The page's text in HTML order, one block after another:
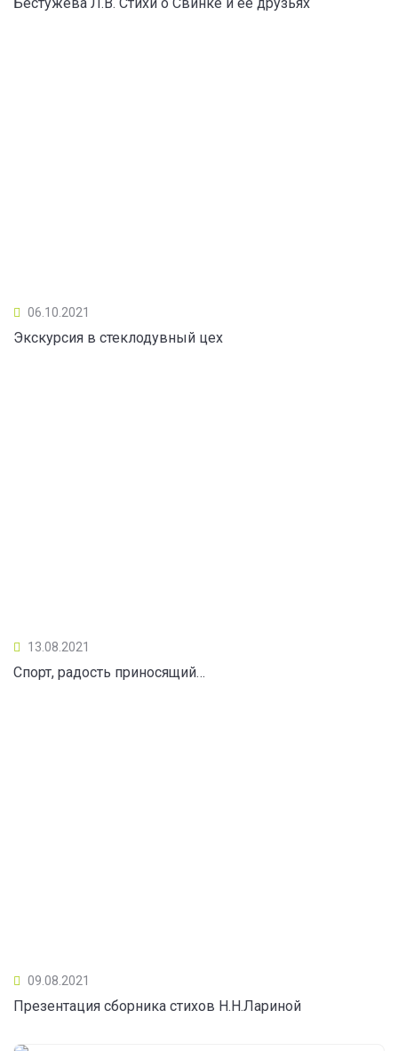
06.10.2021
Экскурсия в стеклодувный цех
13.08.2021
Спорт, радость приносящий…
09.08.2021
Презентация сборника стихов Н.Н.Лариной